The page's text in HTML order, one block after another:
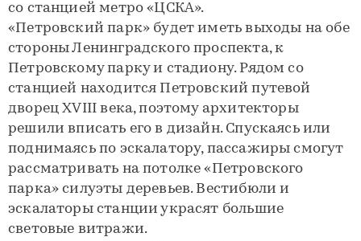
со станцией метро «ЦСКА».
«Петровский парк» будет иметь выходы на обе
стороны Ленинградского проспекта, к
Петровскому парку и стадиону. Рядом со
станцией находится Петровский путевой
дворец XVIII века, поэтому архитекторы
решили вписать его в дизайн. Спускаясь или
поднимаясь по эскалатору, пассажиры смогут
рассматривать на потолке «Петровского
парка» силуэты деревьев. Вестибюли и
эскалаторы станции украсят большие
световые витражи.